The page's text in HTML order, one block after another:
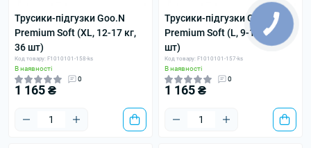
Трусики-підгузки Goo.N
Premium Soft (XL, 12-17 кг,
36 шт)
Код товару: F1010101-158-ks
В наявності
0
1 165 ₴
Трусики-підгузки Goo.N
Premium Soft (L, 9-14 кг, 44
шт)
Код товару: F1010101-157-ks
В наявності
0
1 165 ₴